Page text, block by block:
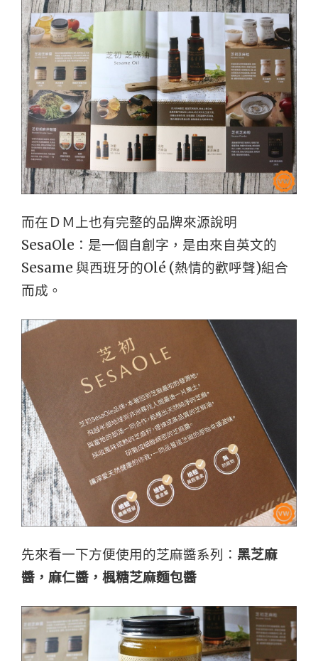
而在ＤＭ上也有完整的品牌來源說明
SesaOle：是一個自創字， 是由來自英文的
Sesame 與西班牙的Olé (熱情的歡呼聲)組合
而成。
先來看一下方便使用的芝麻醬系列： 黑芝麻
醬，麻仁醬， 楓糖芝麻麵包醬